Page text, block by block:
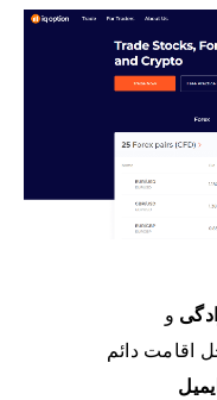
و
اقامت دائم